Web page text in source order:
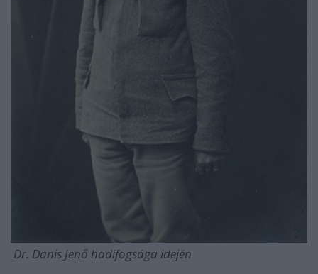
Dr. Danis Jenő hadifogsága idején